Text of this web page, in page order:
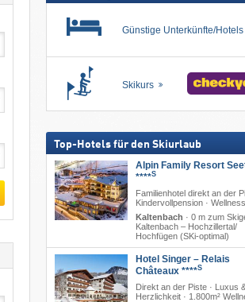
Günstige Unterkünfte/Hotels
Skikurs
Top-Hotels für den Skiurlaub
Alpin Family Resort
****S
Familienhotel direkt an der
Kindervollpension · Wellness
Kaltenbach · 0 m zum
Kaltenbach – Hochzillertal/​
Hochfügen (SKi-optimal)
Hotel Singer – Relais
Châteaux ****S
Direkt an der Piste · Luxus
Herzlichkeit · 1.800m²